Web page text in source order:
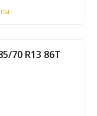
70 R13 86T